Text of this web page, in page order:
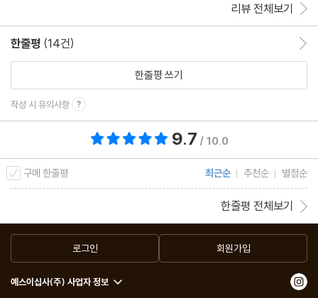
리뷰 전체보기
한줄평 (14건)
한줄평 쓰기
작성 시 유의사항
9.7 / 10.0
구매 한줄평 최근순 추천순 별점순
한줄평 전체보기
로그인 회원가입
예스이십사(주) 사업자 정보